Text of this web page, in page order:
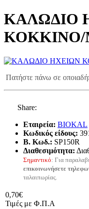
ΚΑΛΩΔΙΟ
ΚΟΚΚΙΝΟ/
Πατήστε πάνω σε
Share:
Εταιρεία: BIOKAL
Κωδικός είδους:
B. Κωδ.: SP150R
Διαθεσιμότητα:
Σημαντικό: Για
επικοινωνήσετε
ταλαιπωρίας.
0,70€
Τιμές με Φ.Π.Α